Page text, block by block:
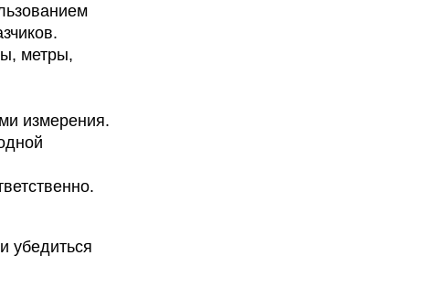
метры,
измерения.
убедиться